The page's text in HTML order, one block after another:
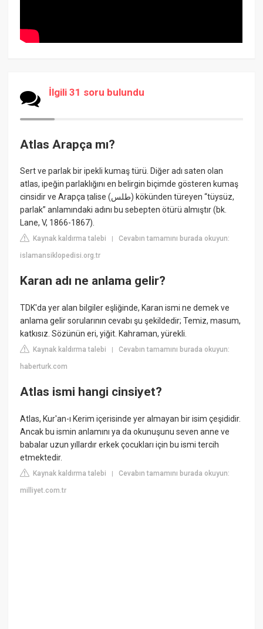
İlgili 31 soru bulundu
Atlas Arapça mı?
Sert ve parlak bir ipekli kumaş türü. Diğer adı saten olan
atlas, ipeğin parlaklığını en belirgin biçimde gösteren kumaş
cinsidir ve Arapça ṭalise (طلس) kökünden türeyen “tüysüz,
parlak” anlamındaki adını bu sebepten ötürü almıştır (bk.
Lane, V, 1866-1867).
Kaynak kaldırma talebi |Cevabın tamamını burada okuyun:
islamansiklopedisi.org.tr
Karan adı ne anlama gelir?
TDK'da yer alan bilgiler eşliğinde, Karan ismi ne demek ve
anlama gelir sorularının cevabı şu şekildedir; Temiz, masum,
katkısız. Sözünün eri, yiğit. Kahraman, yürekli.
Kaynak kaldırma talebi |Cevabın tamamını burada okuyun:
haberturk.com
Atlas ismi hangi cinsiyet?
Atlas, Kur'an-ı Kerim içerisinde yer almayan bir isim çeşididir.
Ancak bu ismin anlamını ya da okunuşunu seven anne ve
babalar uzun yıllardır erkek çocukları için bu ismi tercih
etmektedir.
Kaynak kaldırma talebi |Cevabın tamamını burada okuyun:
milliyet.com.tr